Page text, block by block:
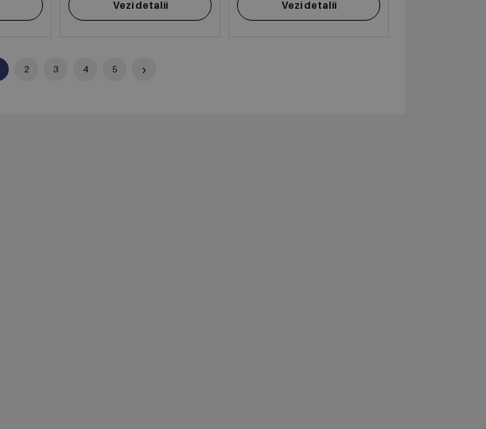
Vezi detalii Vezi detalii
2 3 4 5 ›